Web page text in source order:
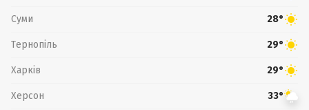
Суми 28°
Тернопіль 29°
Харків 29°
Херсон 33°